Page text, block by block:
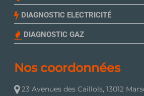
DIAGNOSTIC ELECTRICITÉ
DIAGNOSTIC GAZ
Nos coordonnées
23 Avenues des Caillols, 13012